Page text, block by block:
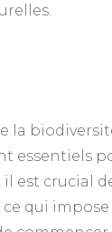
essentiels
est crucial
ce qui